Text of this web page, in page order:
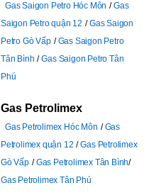
Gas Saigon Petro Hóc Môn
Gas
Saigon Petro quận 12
Gas Saigon
Petro Gò Vấp
Gas Saigon Petro
Tân Bình
Gas Saigon Petro Tân
Phú
Gas Petrolimex
Gas Petrolimex Hóc Môn
Gas
Petrolimex quận 12
Gas Petrolimex
Gò Vấp
Gas Petrolimex Tân Bình
Gas Petrolimex Tân Phú